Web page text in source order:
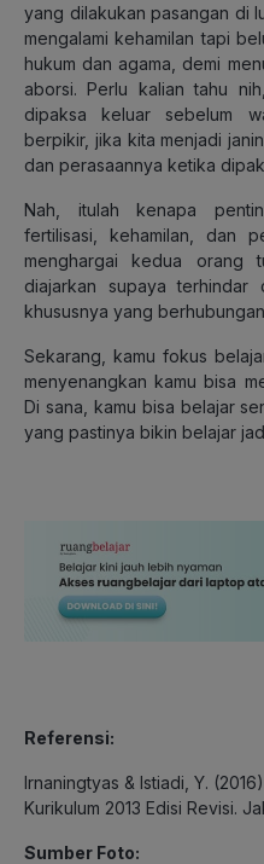
yang dilakukan pasangan di
mengalami kehamilan tapi
hukum dan agama, demi
aborsi. Perlu kalian tahu
dipaksa keluar sebelum
berpikir, jika kita menjadi
dan perasaannya ketika
Nah, itulah kenapa
fertilisasi, kehamilan, dan
menghargai kedua orang
diajarkan supaya
khususnya yang
Sekarang, kamu fokus
menyenangkan kamu bisa
Di sana, kamu bisa belajar
yang pastinya bikin belajar
Referensi:
Irnaningtyas & Istiadi, Y.
Kurikulum 2013 Edisi Revisi.
Sumber Foto: